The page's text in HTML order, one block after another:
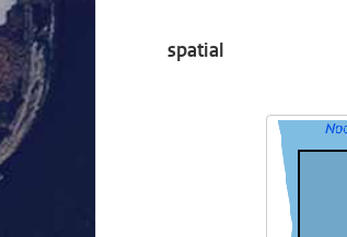
spatial